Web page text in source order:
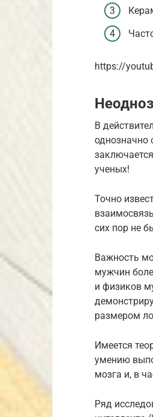
https://
В
однозначно
ученых!
Точно
сих пор не
Важность
мужчин
и физиков
размером
Имеется
умению
мозга и, в
Ряд